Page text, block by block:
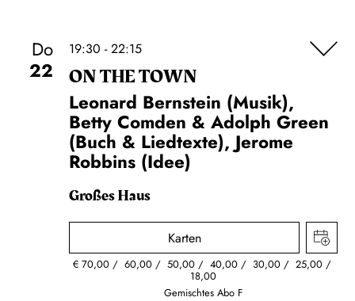
Do
22
19:30 - 22:15
ON THE TOWN
Leonard Bernstein (Musik),
Betty Comden & Adolph Green
(Buch & Liedtexte), Jerome
Robbins (Idee)
Großes Haus
Karten
€ 70,00 60,00 50,00 40,00 30,00 25,00
18,00
Gemischtes Abo F